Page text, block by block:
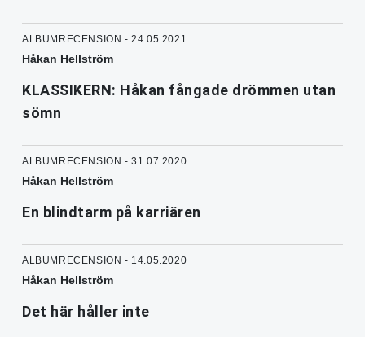
ALBUMRECENSION - 24.05.2021
Håkan Hellström
KLASSIKERN: Håkan fångade drömmen utan
sömn
ALBUMRECENSION - 31.07.2020
Håkan Hellström
En blindtarm på karriären
ALBUMRECENSION - 14.05.2020
Håkan Hellström
Det här håller inte